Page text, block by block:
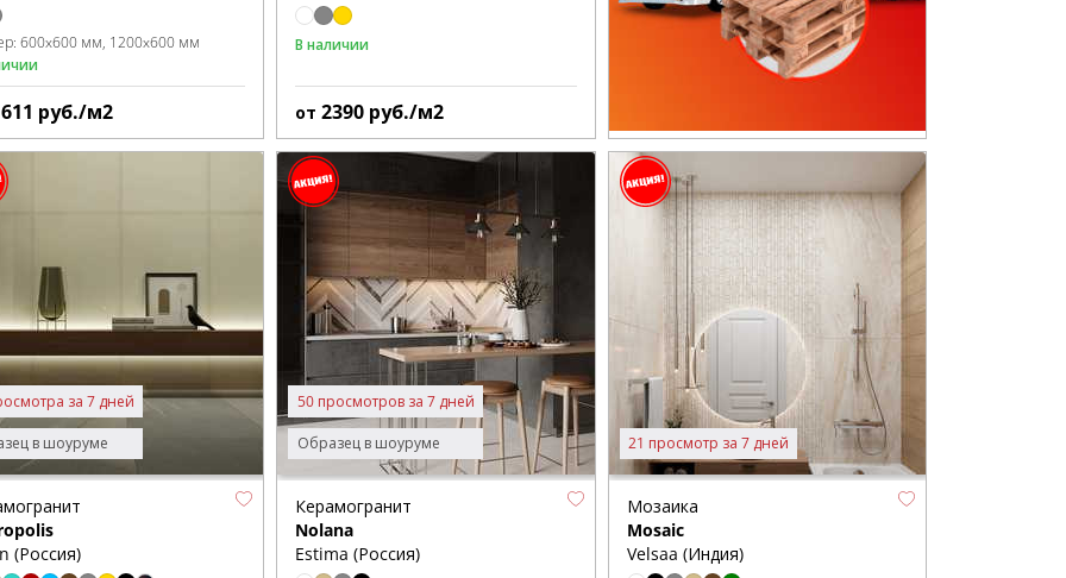
600x600 мм 1200x600 мм
руб./м2
В наличии
от2390 руб./м2
в шоуруме
за 7 дней
(Россия)
Образец в шоуруме
50 просмотров за 7 дней
Керамогранит
Nolana
Estima (Россия)
21 просмотр за 7 дней
Мозаика
Mosaic
Velsaa (Индия)